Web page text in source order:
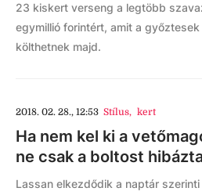
23 kiskert verseng a legtöbb
egymillió forintért, amit a
költhetnek majd.
2018. 02. 28., 12:53 Stílus, kert
Ha nem kel ki a
ne csak a boltost
Lassan elkezdődik a naptár